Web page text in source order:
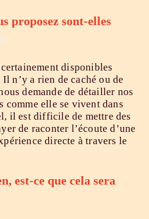
proposez sont-elles
disponibles
n’y a rien de caché ou de
demande de détailler nos
comme elle se vivent dans
il est difficile de mettre des
de raconter l’écoute d’une
directe à travers le
est-ce que cela sera